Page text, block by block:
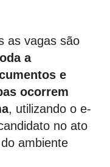
as vagas são
a
e
ocorrem
, utilizando o e-
no ato
ambiente